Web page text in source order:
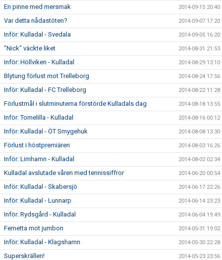
En pinne med mersmak 2014-09-15 20:40
Var detta nådastöten? 2014-09-07 17:20
Inför: Kulladal - Svedala 2014-09-05 16:20
"Nick" väckte liket 2014-08-31 21:53
Inför: Höllviken - Kulladal 2014-08-29 13:10
Blytung förlust mot Trelleborg 2014-08-24 17:56
Inför: Kulladal - FC Trelleborg 2014-08-22 11:28
Förlustmål i slutminuterna förstörde Kulladals dag 2014-08-18 13:55
Inför: Tomelilla - Kulladal 2014-08-16 00:12
Inför: Kulladal - ÖT Smygehuk 2014-08-08 13:30
Förlust i höstpremiären 2014-08-03 16:26
Inför: Limhamn - Kulladal 2014-08-02 02:34
Kulladal avslutade våren med tennissiffror 2014-06-20 00:54
Inför: Kulladal - Skabersjö 2014-06-17 22:26
Inför: Kulladal - Lunnarp 2014-06-14 23:23
Inför: Rydsgård - Kulladal 2014-06-04 19:49
Femetta mot jumbon 2014-05-31 19:02
Inför: Kulladal - Klagshamn 2014-05-30 22:28
Superskrällen! 2014-05-23 23:56